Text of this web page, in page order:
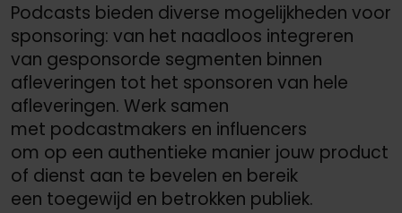
Podcasts bieden diverse mogelijkheden voor
sponsoring: van het naadloos integreren
van gesponsorde segmenten binnen
afleveringen tot het sponsoren van hele
afleveringen. Werk samen
met podcastmakers en influencers
om op een authentieke manier jouw product
of dienst aan te bevelen en bereik
een toegewijd en betrokken publiek.